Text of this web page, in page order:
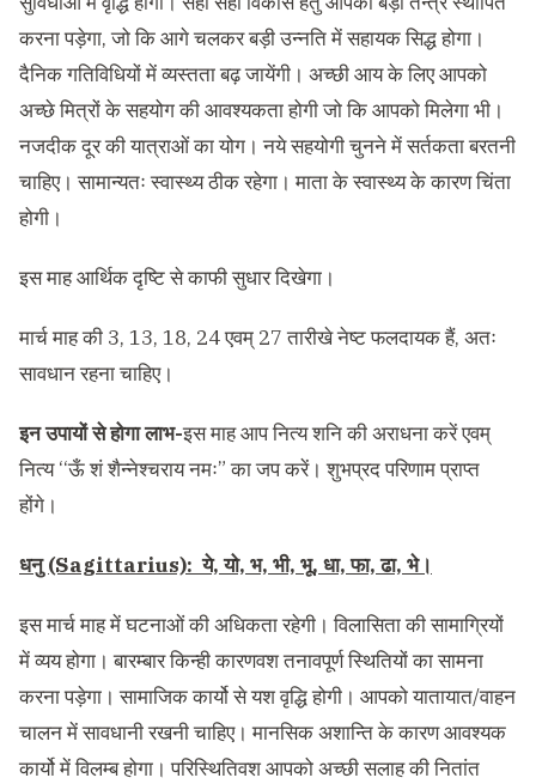
करना पड़ेगा, जो कि आगे चलकर बड़ी उन्नति में सहायक सिद्ध होगा।
दैनिक गतिविधियों में व्यस्तता बढ़ जायेंगी। अच्छी आय के लिए आपको
अच्छे मित्रों के सहयोग की आवश्यकता होगी जो कि आपको मिलेगा भी।
नजदीक दूर की यात्राओं का योग। नये सहयोगी चुनने में सर्तकता बरतनी
चाहिए। सामान्यतः स्वास्थ्य ठीक रहेगा। माता के स्वास्थ्य के कारण चिंता
होगी।
इस माह आर्थिक दृष्टि से काफी सुधार दिखेगा।
मार्च माह की 3, 13, 18, 24 एवम् 27 तारीखे नेष्ट फलदायक हैं, अतः
सावधान रहना चाहिए।
इन उपायों से होगा लाभ-इस माह आप नित्य शनि की अराधना करें एवम्
नित्य ‘‘ऊँ शं शैन्नेश्चराय नमः” का जप करें। शुभप्रद परिणाम प्राप्त
होंगे।
धनु (Sagittarius): ये, यो, भ, भी, भू, धा, फा, ढा, भे।
इस मार्च माह में घटनाओं की अधिकता रहेगी। विलासिता की सामाग्रियों
में व्यय होगा। बारम्बार किन्ही कारणवश तनावपूर्ण स्थितियों का सामना
करना पड़ेगा। सामाजिक कार्यो से यश वृद्धि होगी। आपको यातायात/वाहन
चालन में सावधानी रखनी चाहिए। मानसिक अशान्ति के कारण आवश्यक
कार्यो में विलम्ब होगा। परिस्थितिवश आपको अच्छी सलाह की नितांत